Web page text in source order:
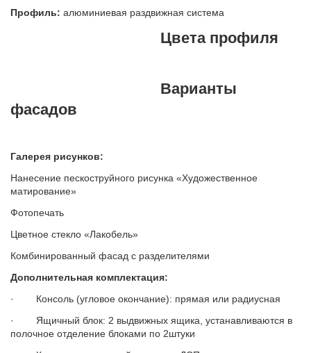
Профиль: алюминиевая раздвижная система
Цвета профиля
Варианты
фасадов
Галерея рисунков:
Нанесение пескоструйного рисунка «Художественное
матирование»
Фотопечать
Цветное стекло «Лакобель»
Комбинированный фасад с разделителями
Дополнительная комплектация:
· Консоль (угловое окончание): прямая или радиусная
· Ящичный блок: 2 выдвижных ящика, устанавливаются в
полочное отделение блоками по 2штуки